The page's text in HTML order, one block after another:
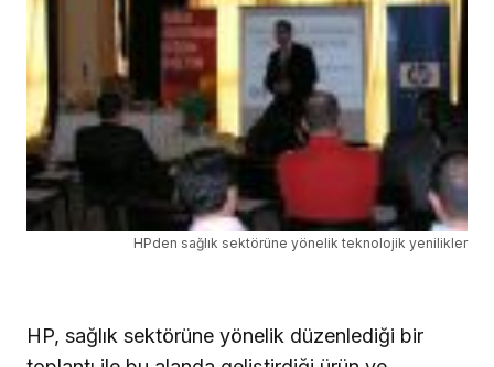
HPden sağlık sektörüne yönelik teknolojik yenilikler
HP, sağlık sektörüne yönelik düzenlediği bir